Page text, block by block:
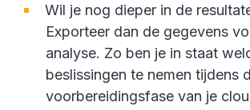
Wil je nog dieper in de
Exporteer dan de gegevens
analyse. Zo ben je in staat
beslissingen te nemen tijdens
voorbereidingsfase van je